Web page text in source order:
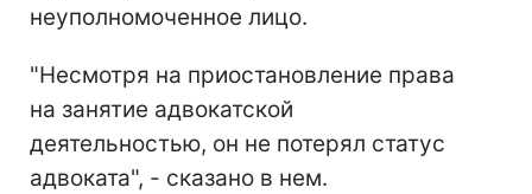
неуполномоченное лицо.
"Несмотря на приостановление права
на занятие адвокатской
деятельностью, он не потерял статус
адвоката", - сказано в нем.